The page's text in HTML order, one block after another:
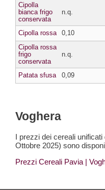
Cipolla
bianca frigo
conservata
n.q.
Cipolla rossa 0,10
Cipolla rossa
frigo
conservata
n.q.
Patata sfusa 0,09
Voghera
I prezzi dei cereali
Ottobre 2025) sono
Prezzi Cereali Pavia |